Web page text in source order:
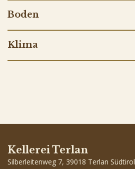
Boden
Klima
Kellerei Terlan
Silberleitenweg 7, 39018 Terlan Südtirol